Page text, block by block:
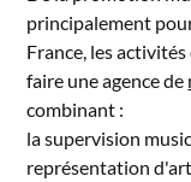
principalement
France, les
faire une agence de
combinant :
la supervision
représentation